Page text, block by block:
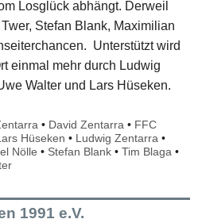
Losglück abhängt. Derweil
Stefan Blank, Maximilian
Unterstützt wird
einmal mehr durch Ludwig
Walter und Lars Hüseken.
• David Zentarra • FFC
Hüseken • Ludwig Zentarra •
Nölle • Stefan Blank • Tim Blaga •
1991 e.V.